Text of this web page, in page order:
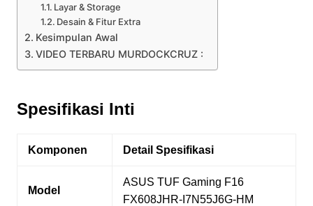
Layar & Storage
Desain & Fitur Extra
Kesimpulan Awal
VIDEO TERBARU MURDOCKCRUZ :
Spesifikasi Inti
Komponen Detail Spesifikasi
Model
ASUS TUF Gaming F16
FX608JHR-I7N55J6G-HM